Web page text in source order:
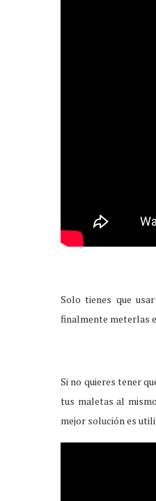
Solo tienes que
finalmente meterlas
Si no quieres tener
tus maletas al
mejor solución es